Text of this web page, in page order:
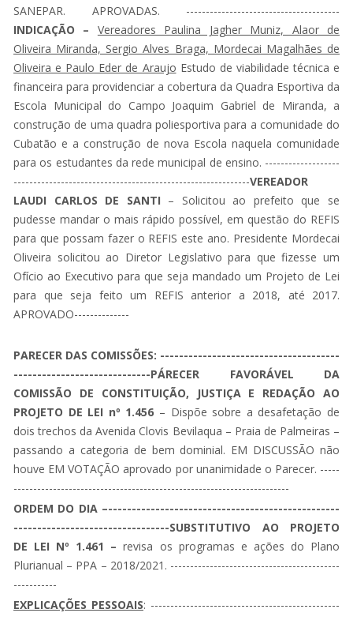
SANEPAR. APROVADAS. ---------------------------------------
INDICAÇÃO – Vereadores Paulina Jagher Muniz, Alaor de
Oliveira Miranda, Sergio Alves Braga, Mordecai Magalhães de
Oliveira e Paulo Eder de Araujo Estudo de viabilidade técnica e
financeira para providenciar a cobertura da Quadra Esportiva da
Escola Municipal do Campo Joaquim Gabriel de Miranda, a
construção de uma quadra poliesportiva para a comunidade do
Cubatão e a construção de nova Escola naquela comunidade
para os estudantes da rede municipal de ensino. -------------------
------------------------------------------------------------VEREADOR
LAUDI CARLOS DE SANTI – Solicitou ao prefeito que se
pudesse mandar o mais rápido possível, em questão do REFIS
para que possam fazer o REFIS este ano. Presidente Mordecai
Oliveira solicitou ao Diretor Legislativo para que fizesse um
Ofício ao Executivo para que seja mandado um Projeto de Lei
para que seja feito um REFIS anterior a 2018, até 2017.
APROVADO--------------
PARECER DAS COMISSÕES: --------------------------------------
-----------------------------PÁRECER FAVORÁVEL DA
COMISSÃO DE CONSTITUIÇÃO, JUSTIÇA E REDAÇÃO AO
PROJETO DE LEI nº 1.456 – Dispõe sobre a desafetação de
dois trechos da Avenida Clovis Bevilaqua – Praia de Palmeiras –
passando a categoria de bem dominial. EM DISCUSSÃO não
houve EM VOTAÇÃO aprovado por unanimidade o Parecer. -----
----------------------------------------------------------------------
ORDEM DO DIA –-------------------------------------------------
---------------------------------SUBSTITUTIVO AO PROJETO
DE LEI Nº 1.461 –revisa os programas e ações do Plano
Plurianual – PPA – 2018/2021. -------------------------------------------
-----------
EXPLICAÇÕES PESSOAIS: ------------------------------------------------